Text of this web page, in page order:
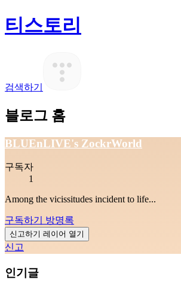
티스토리
검색하기
블로그 홈
BLUEnLIVE's ZockrWorld
구독자
1
Among the vicissitudes incident to life...
구독하기 방명록
신고하기 레이어 열기
신고
인기글